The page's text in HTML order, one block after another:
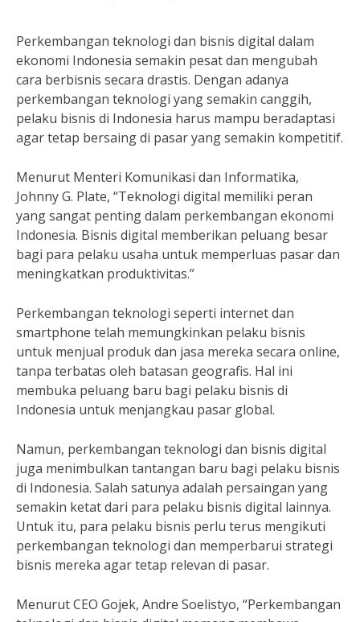
Perkembangan teknologi dan bisnis digital dalam
ekonomi Indonesia semakin pesat dan mengubah
cara berbisnis secara drastis. Dengan adanya
perkembangan teknologi yang semakin canggih,
pelaku bisnis di Indonesia harus mampu beradaptasi
agar tetap bersaing di pasar yang semakin kompetitif.
Menurut Menteri Komunikasi dan Informatika,
Johnny G. Plate, “Teknologi digital memiliki peran
yang sangat penting dalam perkembangan ekonomi
Indonesia. Bisnis digital memberikan peluang besar
bagi para pelaku usaha untuk memperluas pasar dan
meningkatkan produktivitas.”
Perkembangan teknologi seperti internet dan
smartphone telah memungkinkan pelaku bisnis
untuk menjual produk dan jasa mereka secara online,
tanpa terbatas oleh batasan geografis. Hal ini
membuka peluang baru bagi pelaku bisnis di
Indonesia untuk menjangkau pasar global.
Namun, perkembangan teknologi dan bisnis digital
juga menimbulkan tantangan baru bagi pelaku bisnis
di Indonesia. Salah satunya adalah persaingan yang
semakin ketat dari para pelaku bisnis digital lainnya.
Untuk itu, para pelaku bisnis perlu terus mengikuti
perkembangan teknologi dan memperbarui strategi
bisnis mereka agar tetap relevan di pasar.
Menurut CEO Gojek, Andre Soelistyo, “Perkembangan